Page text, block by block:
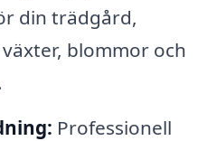
din trädgård,
blommor och
Professionell